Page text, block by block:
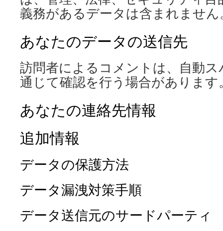
義務があるデータは含まれません
あなたのデータの送信先
訪問者によるコメントは、自動
通じて確認を行う場合があります
あなたの連絡先情報
追加情報
データの保護方法
データ漏洩対策手順
データ送信元のサードパーティ